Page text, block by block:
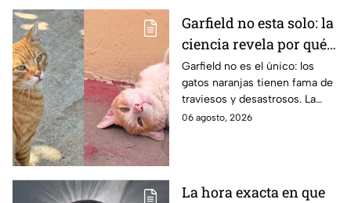
Garfield no esta solo: la
ciencia revela por qué
los gatos naranjas
tienen tanta fama de
hacer "desastres"
Garfield no es el único: los
gatos naranjas tienen fama de
traviesos y desastrosos. La
ciencia explica qué hay detrás
06 agosto, 2026
La hora exacta en que